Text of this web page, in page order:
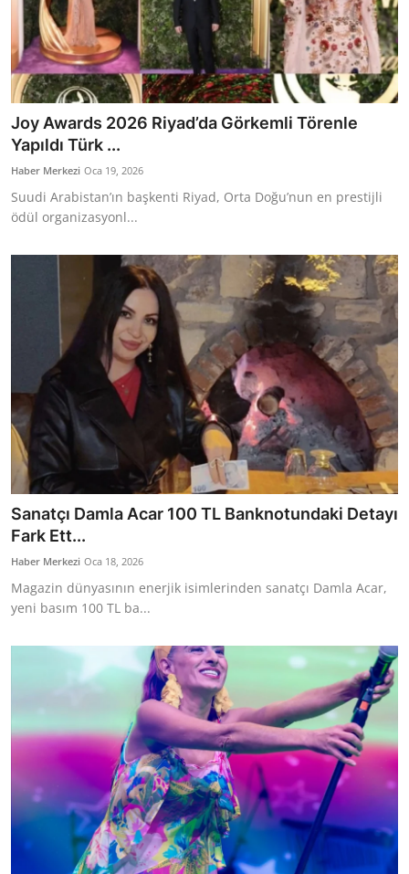
Joy Awards 2026 Riyad’da Görkemli Törenle
Yapıldı Türk ...
Haber Merkezi Oca 19, 2026
Suudi Arabistan’ın başkenti Riyad, Orta Doğu’nun en prestijli
ödül organizasyonl...
Sanatçı Damla Acar 100 TL Banknotundaki Detayı
Fark Ett...
Haber Merkezi Oca 18, 2026
Magazin dünyasının enerjik isimlerinden sanatçı Damla Acar,
yeni basım 100 TL ba...